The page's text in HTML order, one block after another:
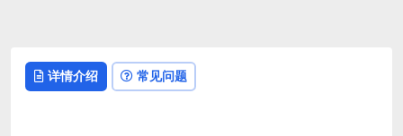
详情介绍 常见问题